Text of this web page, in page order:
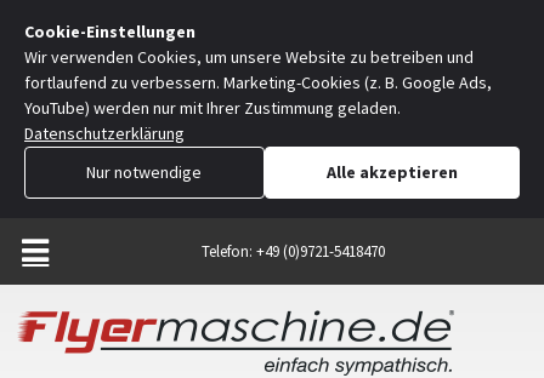
Cookie-Einstellungen
Wir verwenden Cookies, um unsere Website zu betreiben und
fortlaufend zu verbessern. Marketing-Cookies (z. B. Google Ads,
YouTube) werden nur mit Ihrer Zustimmung geladen.
Datenschutzerklärung
Nur notwendige
Alle akzeptieren
Telefon: +49 (0)9721-5418470